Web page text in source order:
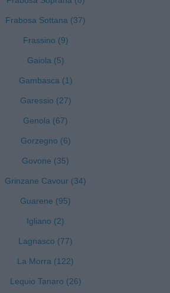
Frabosa Sottana (37)
Frassino (9)
Gaiola (5)
Gambasca (1)
Garessio (27)
Genola (67)
Gorzegno (6)
Govone (35)
Grinzane Cavour (34)
Guarene (95)
Igliano (2)
Lagnasco (77)
La Morra (122)
Lequio Tanaro (26)